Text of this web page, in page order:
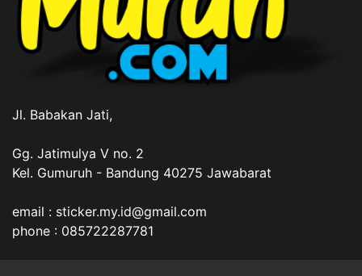
Jl. Babakan Jati,
Gg. Jatimulya V no. 2
Kel. Gumuruh - Bandung 40275 Jawabarat
email : sticker.my.id@gmail.com
phone : 085722287781